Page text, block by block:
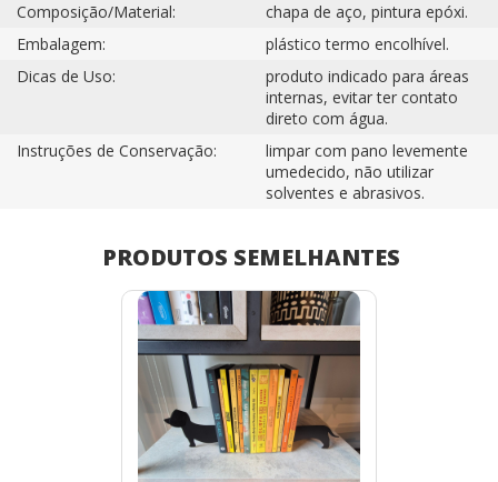
Composição/Material:
chapa de aço, pintura epóxi.
Embalagem:
plástico termo encolhível.
Dicas de Uso:
produto indicado para áreas
internas, evitar ter contato
direto com água.
Instruções de Conservação:
limpar com pano levemente
umedecido, não utilizar
solventes e abrasivos.
PRODUTOS SEMELHANTES